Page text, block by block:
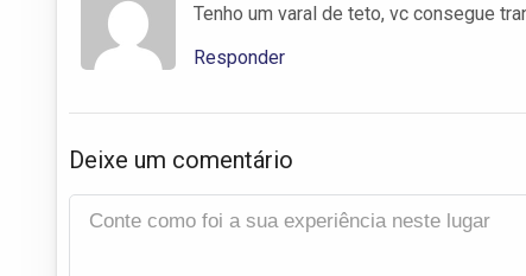
Tenho um varal de teto, vc consegue
Responder
Deixe um comentário